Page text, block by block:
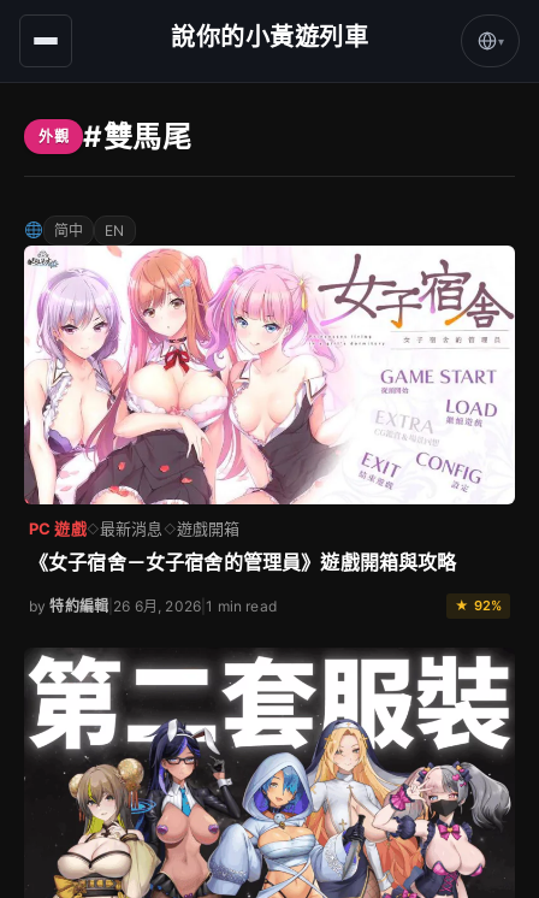
說你的小黃遊列車 ▾
外觀 #雙馬尾
简中 EN
PC 遊戲◇最新消息 ◇遊戲開箱
《女子宿舍－女子宿舍的管理員》遊戲開箱與攻略
by特約編輯 26 6月, 2026 |1 min read ★ 92%